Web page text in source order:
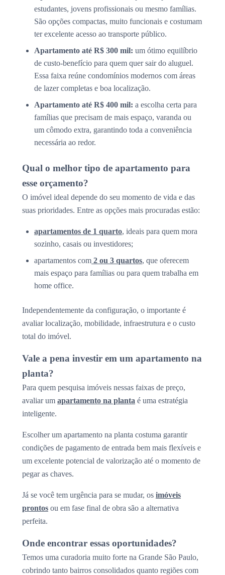
estudantes, jovens profissionais ou mesmo famílias.
São opções compactas, muito funcionais e costumam
ter excelente acesso ao transporte público.
Apartamento até R$ 300 mil: um ótimo equilíbrio
de custo-benefício para quem quer sair do aluguel.
Essa faixa reúne condomínios modernos com áreas
de lazer completas e boa localização.
Apartamento até R$ 400 mil: a escolha certa para
famílias que precisam de mais espaço, varanda ou
um cômodo extra, garantindo toda a conveniência
necessária ao redor.
Qual o melhor tipo de apartamento para
esse orçamento?
O imóvel ideal depende do seu momento de vida e das
suas prioridades. Entre as opções mais procuradas estão:
apartamentos de 1 quarto, ideais para quem mora
sozinho, casais ou investidores;
apartamentos com 2 ou 3 quartos, que oferecem
mais espaço para famílias ou para quem trabalha em
home office.
Independentemente da configuração, o importante é
avaliar localização, mobilidade, infraestrutura e o custo
total do imóvel.
Vale a pena investir em um apartamento na
planta?
Para quem pesquisa imóveis nessas faixas de preço,
avaliar um apartamento na planta é uma estratégia
inteligente.
Escolher um apartamento na planta costuma garantir
condições de pagamento de entrada bem mais flexíveis e
um excelente potencial de valorização até o momento de
pegar as chaves.
Já se você tem urgência para se mudar, os imóveis
prontos ou em fase final de obra são a alternativa
perfeita.
Onde encontrar essas oportunidades?
Temos uma curadoria muito forte na Grande São Paulo,
cobrindo tanto bairros consolidados quanto regiões com